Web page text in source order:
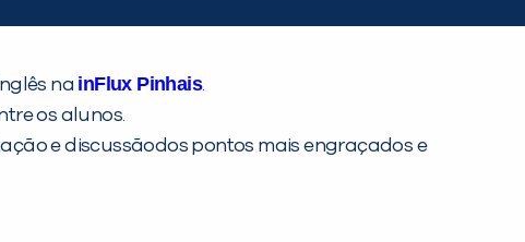
na inFlux Pinhais.
os alunos.
e discussãodos pontos mais engraçados e